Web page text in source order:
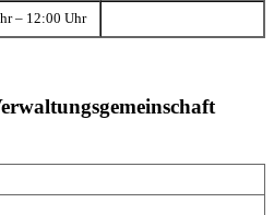
– 12:00 Uhr